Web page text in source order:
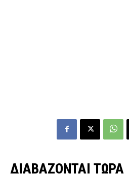
ΔΙΑΒΑΖΟΝΤΑΙ ΤΩΡΑ